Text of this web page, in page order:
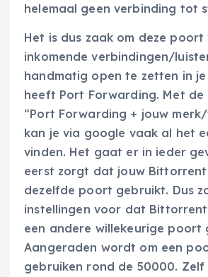
helemaal geen verbinding tot
Het is dus zaak om deze poort
inkomende verbindingen/
handmatig open te zetten in
heeft Port Forwarding. Met de
“Port Forwarding + jouw
kan je via google vaak al het
vinden. Het gaat er in ieder
eerst zorgt dat jouw
dezelfde poort gebruikt. Dus
instellingen voor dat
een andere willekeurige poort
Aangeraden wordt om een
gebruiken rond de 50000.